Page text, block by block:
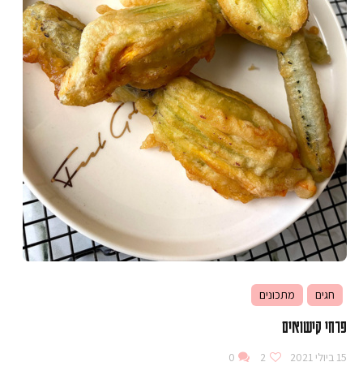
חגים מתכונים
פרחי קישואים
15 ביולי 2021 2
0